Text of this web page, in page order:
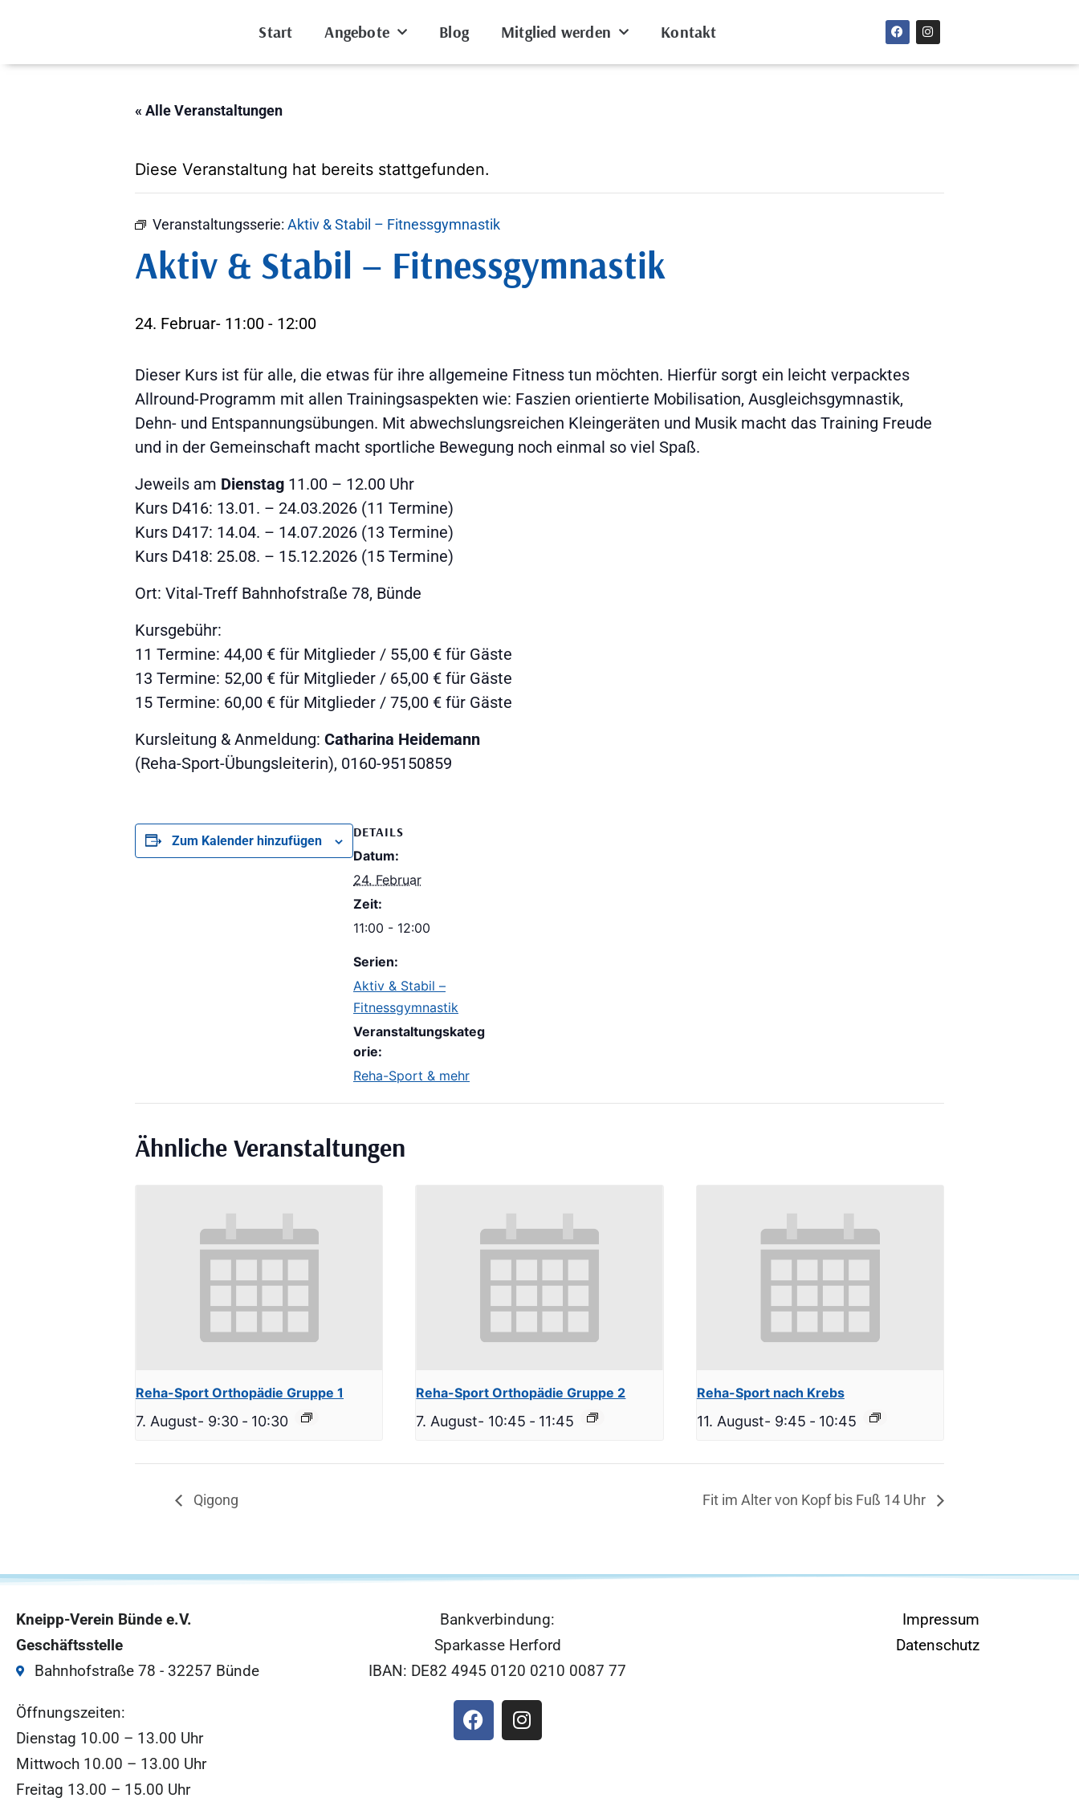
Start Angebote Blog Mitglied werden Kontakt
« Alle Veranstaltungen
Diese Veranstaltung hat bereits stattgefunden.
Veranstaltungsserie: Aktiv & Stabil – Fitnessgymnastik
Aktiv & Stabil – Fitnessgymnastik
24. Februar- 11:00 - 12:00
Dieser Kurs ist für alle, die etwas für ihre allgemeine Fitness tun möchten. Hierfür sorgt ein leicht verpacktes
Allround-Programm mit allen Trainingsaspekten wie: Faszien orientierte Mobilisation, Ausgleichsgymnastik,
Dehn- und Entspannungsübungen. Mit abwechslungsreichen Kleingeräten und Musik macht das Training Freude
und in der Gemeinschaft macht sportliche Bewegung noch einmal so viel Spaß.
Jeweils am Dienstag 11.00 – 12.00 Uhr
Kurs D416: 13.01. – 24.03.2026 (11 Termine)
Kurs D417: 14.04. – 14.07.2026 (13 Termine)
Kurs D418: 25.08. – 15.12.2026 (15 Termine)
Ort: Vital-Treff Bahnhofstraße 78, Bünde
Kursgebühr:
11 Termine: 44,00 € für Mitglieder / 55,00 € für Gäste
13 Termine: 52,00 € für Mitglieder / 65,00 € für Gäste
15 Termine: 60,00 € für Mitglieder / 75,00 € für Gäste
Kursleitung & Anmeldung: Catharina Heidemann
(Reha-Sport-Übungsleiterin), 0160-95150859
Zum Kalender hinzufügen
DETAILS
Datum:
24. Februar
Zeit:
11:00 - 12:00
Serien:
Aktiv & Stabil –
Fitnessgymnastik
Veranstaltungskateg
orie:
Reha-Sport & mehr
Ähnliche Veranstaltungen
Reha-Sport Orthopädie Gruppe 1
7. August- 9:30 - 10:30
Reha-Sport Orthopädie Gruppe 2
7. August- 10:45 - 11:45
Reha-Sport nach Krebs
11. August- 9:45 - 10:45
Qigong Fit im Alter von Kopf bis Fuß 14 Uhr
Kneipp-Verein Bünde e.V.
Geschäftsstelle
Bahnhofstraße 78 - 32257 Bünde
Öffnungszeiten:
Dienstag 10.00 – 13.00 Uhr
Mittwoch 10.00 – 13.00 Uhr
Freitag 13.00 – 15.00 Uhr
Bankverbindung:
Sparkasse Herford
IBAN: DE82 4945 0120 0210 0087 77
Impressum
Datenschutz